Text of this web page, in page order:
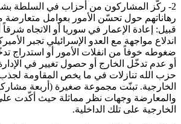
2- ركّز المشاركون من أحزاب في السلطة
رهاناتهم حول تحسّن الأمور بعوامل متعارضة
قبيل: إعادة الإعمار في سوريا أو الاتجاه شرقاً
اندلاع مواجهة مع العدو الإسرائيلي تجبر
ضغوطه خوفاً من انفلات الأمور أو استدراج
أو عدم تدخّل الخارج أو حصول تغيير في الإدارة
حزب الله تنازلات في ما يخص المقاومة
الخارجية. تبنّت مجموعة صغيرة (أربعة
والمعارضة وجهات نظر مماثلة حيث أكّدت على
الخارجية على تلك الداخلية.